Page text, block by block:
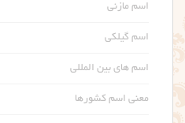
اسم مازنی
اسم گیلکی
اسم های بین المللی
معنی اسم کشورها